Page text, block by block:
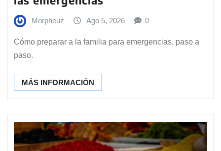
Morpheuz Ago 5, 2026 0
Cómo preparar a la familia para emergencias, paso a
paso.
MÁS INFORMACIÓN